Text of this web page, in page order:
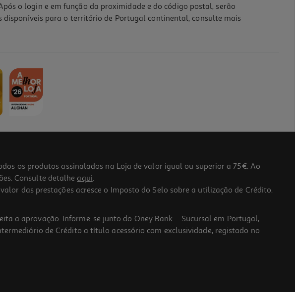
o login e em função da proximidade e do código postal, serão
disponíveis para o território de Portugal continental, consulte mais
os produtos assinalados na Loja de valor igual ou superior a 75€. Ao
Consulte detalhe aqui.
das prestações acresce o Imposto do Selo sobre a utilização de Crédito.
a aprovação. Informe-se junto do Oney Bank – Sucursal em Portugal,
de Crédito a título acessório com exclusividade, registado no